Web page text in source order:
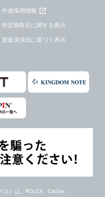
中途採用情報
特定商取引に関する表示
資金決済法に基づく表示
エ） は、ROLEX、Cartier、